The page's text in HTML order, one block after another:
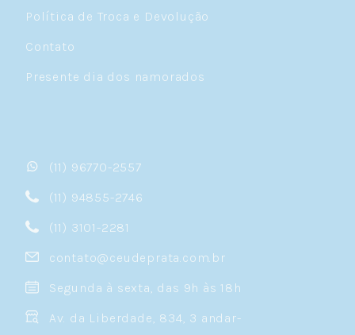
Política de Troca e Devolução
Contato
Presente dia dos namorados
(11) 96770-2557
(11) 94855-2746
(11) 3101-2281
contato@ceudeprata.com.br
Segunda à sexta, das 9h às 18h
Av. da Liberdade, 834, 3 andar-